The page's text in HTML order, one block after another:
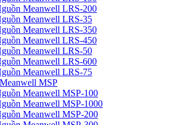
Meanwell LRS-200
Meanwell LRS-35
Meanwell LRS-350
Meanwell LRS-450
Meanwell LRS-50
Meanwell LRS-600
Meanwell LRS-75
MSP
Meanwell MSP-100
Meanwell MSP-1000
Meanwell MSP-200